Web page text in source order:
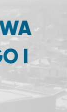
I